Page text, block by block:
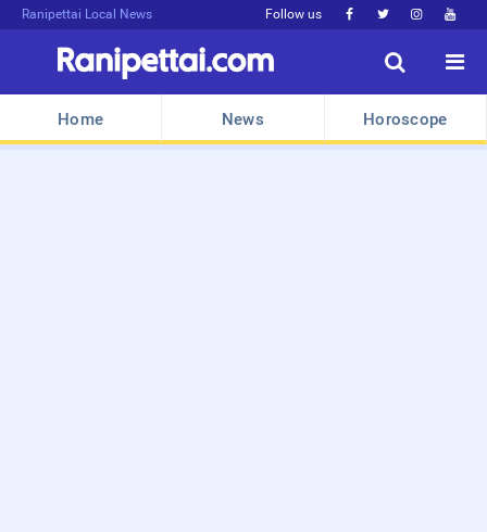
Ranipettai Local News Follow us    


Home News Horoscope